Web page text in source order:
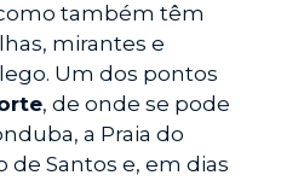
também têm
mirantes e
Um dos pontos
, de onde se pode
a Praia do
de Santos e, em dias